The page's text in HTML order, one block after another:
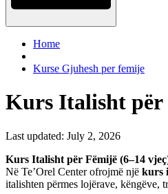
Home
Kurse Gjuhesh per femije
Kurs Italisht për
Last updated: July 2, 2026
Kurs Italisht për Fëmijë (6–14
Në Te’Orel Center ofrojmë një kurs
italishten përmes lojërave, këngëve,